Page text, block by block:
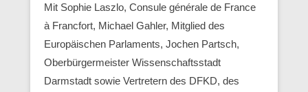
Mit Sophie Laszlo, Consule générale de France
à Francfort, Michael Gahler, Mitglied des
Europäischen Parlaments, Jochen Partsch,
Oberbürgermeister Wissenschaftsstadt
Darmstadt sowie Vertretern des DFKD, des